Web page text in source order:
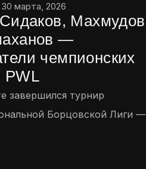
30 марта, 2026
Махмудов
—
чемпионских
PWL
завершился турнир
Борцовской Лиги —